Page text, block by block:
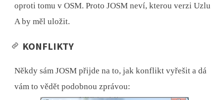
oproti tomu v OSM. Proto JOSM neví, kterou verzi Uzlu
A by měl uložit.
KONFLIKTY
Někdy sám JOSM přijde na to, jak konflikt vyřešit a dá
vám to vědět podobnou zprávou: